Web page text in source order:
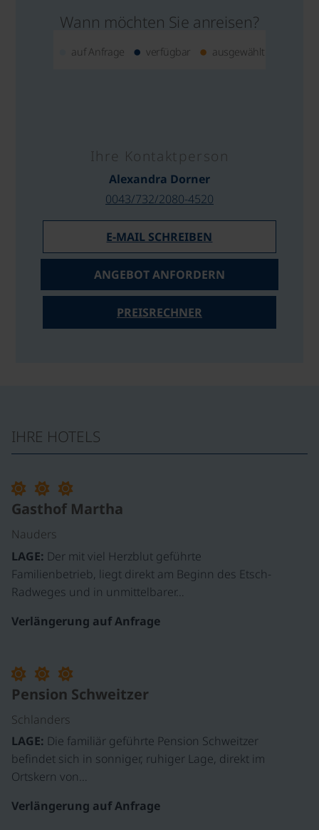
Wann möchten Sie anreisen?
auf Anfrage verfügbar ausgewählt
Ihre Kontaktperson
Alexandra Dorner
0043/732/2080-4520
E-MAIL SCHREIBEN
ANGEBOT ANFORDERN
PREISRECHNER
IHRE HOTELS
Gasthof Martha
Nauders
LAGE: Der mit viel Herzblut geführte
Familienbetrieb, liegt direkt am Beginn des Etsch-
Radweges und in unmittelbarer…
Verlängerung auf Anfrage
Pension Schweitzer
Schlanders
LAGE:
befindet sich in sonniger, ruhiger Lage, direkt im
Ortskern von…
Verlängerung auf Anfrage